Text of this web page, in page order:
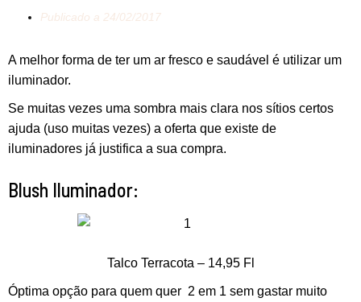
Publicado a 24/02/2017
A melhor forma de ter um ar fresco e saudável é utilizar um
iluminador.
Se muitas vezes uma sombra mais clara nos sítios certos
ajuda (uso muitas vezes) a oferta que existe de
iluminadores já justifica a sua compra.
Blush Iluminador:
Talco Terracota – 14,95 Fl
Óptima opção para quem quer 2 em 1 sem gastar muito